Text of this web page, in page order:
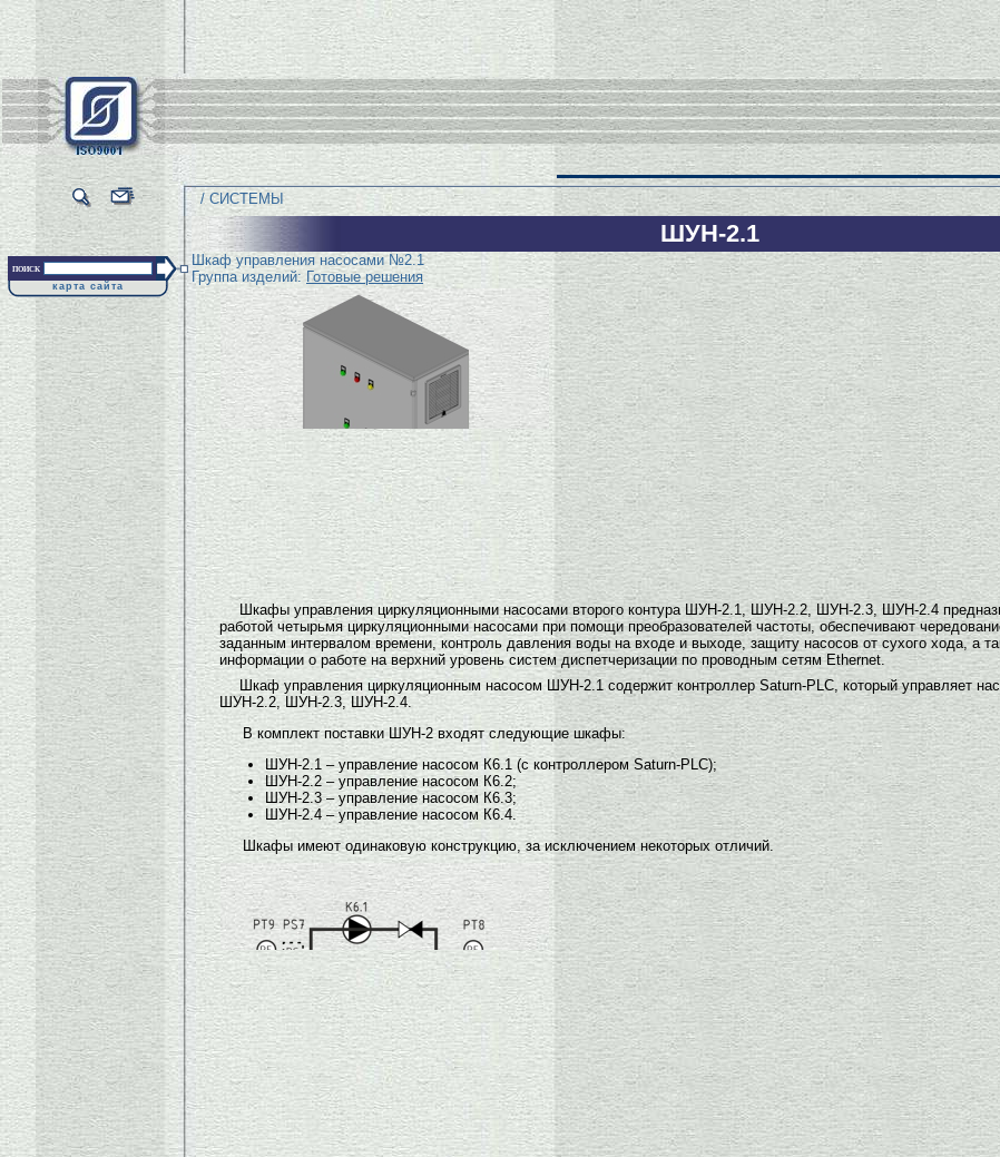
/ СИСТЕМЫ
поиск
карта сайта
ШУН-2.1
Шкаф управления насосами №2.1
Группа изделий: Готовые решения
Шкафы управления циркуляционными насосами второго контура ШУН-2.1, ШУН-2.2, ШУН-2.3, ШУН-2.4
работой четырьмя циркуляционными насосами при помощи преобразователей частоты, обеспечивают
заданным интервалом времени, контроль давления воды на входе и выходе, защиту насосов от сухого хода, а
информации о работе на верхний уровень систем диспетчеризации по проводным сетям Ethernet.
Шкаф управления циркуляционным насосом ШУН-2.1 содержит контроллер Saturn-PLC, который управляет
ШУН-2.2, ШУН-2.3, ШУН-2.4.
В комплект поставки ШУН-2 входят следующие шкафы:
ШУН-2.1 – управление насосом К6.1 (с контроллером Saturn-PLC);
ШУН-2.2 – управление насосом К6.2;
ШУН-2.3 – управление насосом К6.3;
ШУН-2.4 – управление насосом К6.4.
Шкафы имеют одинаковую конструкцию, за исключением некоторых отличий.